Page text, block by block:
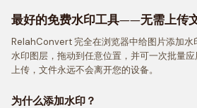
最好的免费水印工具——无需上传
RelahConvert 完全在浏览器中给图片添加水
水印图层，拖动到任意位置，并可一次批量
上传，文件永远不会离开您的设备。
为什么添加水印？